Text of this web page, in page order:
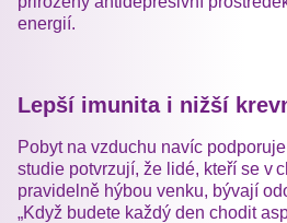
energií.
Lepší imunita i nižší
Pobyt na vzduchu navíc podporuje
studie potvrzují, že lidé, kteří se v
pravidelně hýbou venku, bývají
„Když budete každý den chodit